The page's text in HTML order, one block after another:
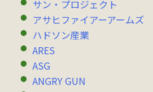
サン・プロジェクト
アサヒファイアーアームズ
ハドソン産業
ARES
ASG
ANGRY GUN